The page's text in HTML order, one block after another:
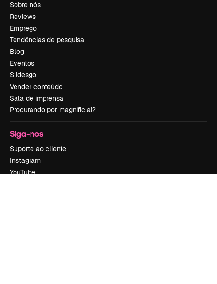
Sobre nós
Reviews
Emprego
Tendências de pesquisa
Blog
Eventos
Slidesgo
Vender conteúdo
Sala de imprensa
Procurando por magnific.ai?
Siga-nos
Suporte ao cliente
Instagram
YouTube